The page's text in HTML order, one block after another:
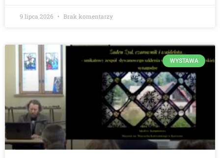
9 lipca 2026 Brak komentarzy
WYSTAWA